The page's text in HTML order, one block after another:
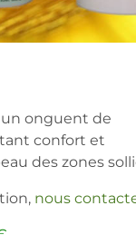
onguent de
confort et
des zones
nous